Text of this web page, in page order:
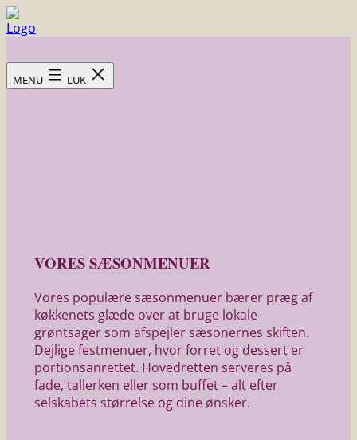
Fortsæt
til
Hotel
MENU LUK
VORES SÆSONMENUER
Vores populære sæsonmenuer bærer præg af
køkkenets glæde over at bruge lokale
grøntsager som afspejler sæsonernes skiften.
Dejlige festmenuer, hvor forret og dessert er
portionsanrettet. Hovedretten serveres på
fade, tallerken eller som buffet – alt efter
selskabets størrelse og dine ønsker.